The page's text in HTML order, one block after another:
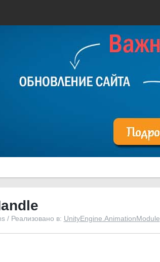
/ Реализовано в: UnityEngine.AnimationModule